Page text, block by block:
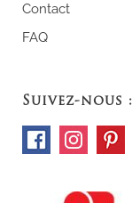
Contact
FAQ
Suivez-nous :